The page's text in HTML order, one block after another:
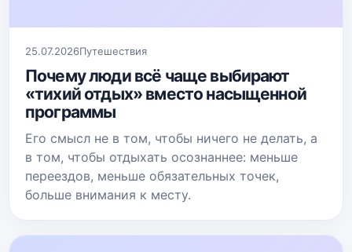
25.07.2026Путешествия
Почему люди всё чаще выбирают
«тихий отдых» вместо насыщенной
программы
Его смысл не в том, чтобы ничего не делать, а
в том, чтобы отдыхать осознаннее: меньше
переездов, меньше обязательных точек,
больше внимания к месту.